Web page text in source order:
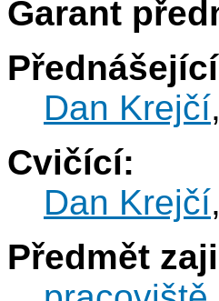
Garant
Dan Krejčí,
Cvičící:
Dan Krejčí,
Předmět